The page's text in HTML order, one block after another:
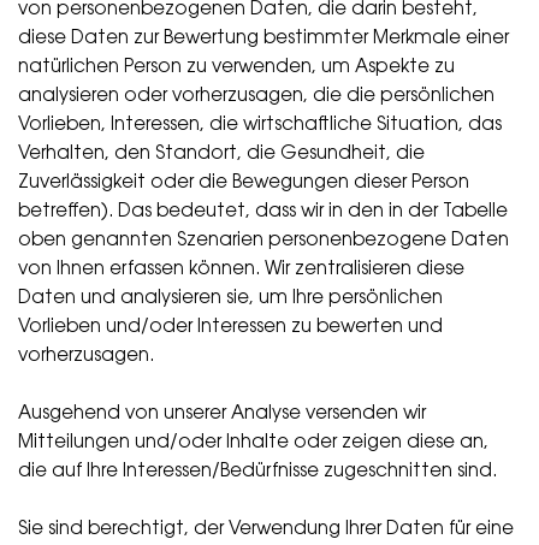
von personenbezogenen Daten, die darin besteht,
diese Daten zur Bewertung bestimmter Merkmale einer
natürlichen Person zu verwenden, um Aspekte zu
analysieren oder vorherzusagen, die die persönlichen
Vorlieben, Interessen, die wirtschaftliche Situation, das
Verhalten, den Standort, die Gesundheit, die
Zuverlässigkeit oder die Bewegungen dieser Person
betreffen). Das bedeutet, dass wir in den in der Tabelle
oben genannten Szenarien personenbezogene Daten
von Ihnen erfassen können. Wir zentralisieren diese
Daten und analysieren sie, um Ihre persönlichen
Vorlieben und/oder Interessen zu bewerten und
vorherzusagen.
Ausgehend von unserer Analyse versenden wir
Mitteilungen und/oder Inhalte oder zeigen diese an,
die auf Ihre Interessen/Bedürfnisse zugeschnitten sind.
Sie sind berechtigt, der Verwendung Ihrer Daten für eine